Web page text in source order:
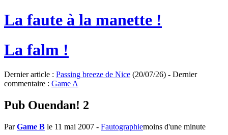
La faute à la manette !
La falm !
Dernier article : Passing breeze de Nice (20/07/26) - Dernier
commentaire : Game A
Pub Ouendan! 2
ParGame B le 11 mai 2007 - Fautographiemoins d'une minute